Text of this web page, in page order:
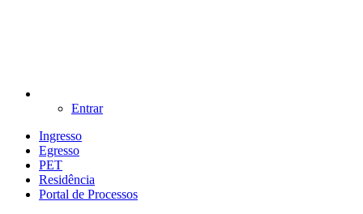
Entrar
Ingresso
Egresso
PET
Residência
Portal de Processos